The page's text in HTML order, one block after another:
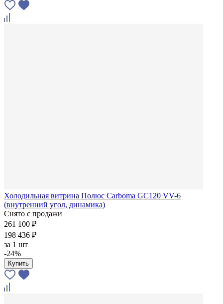
Холодильная витрина Полюс Carboma GC120 VV-6
(внутренний угол, динамика)
Снято с продажи
261 100 ₽
198 436 ₽
за 1 шт
-24%
Купить